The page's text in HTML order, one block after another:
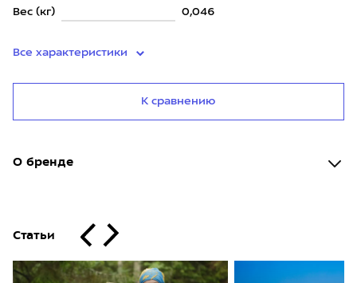
Вес (кг) 0,046
Все характеристики
К сравнению
О бренде
Статьи